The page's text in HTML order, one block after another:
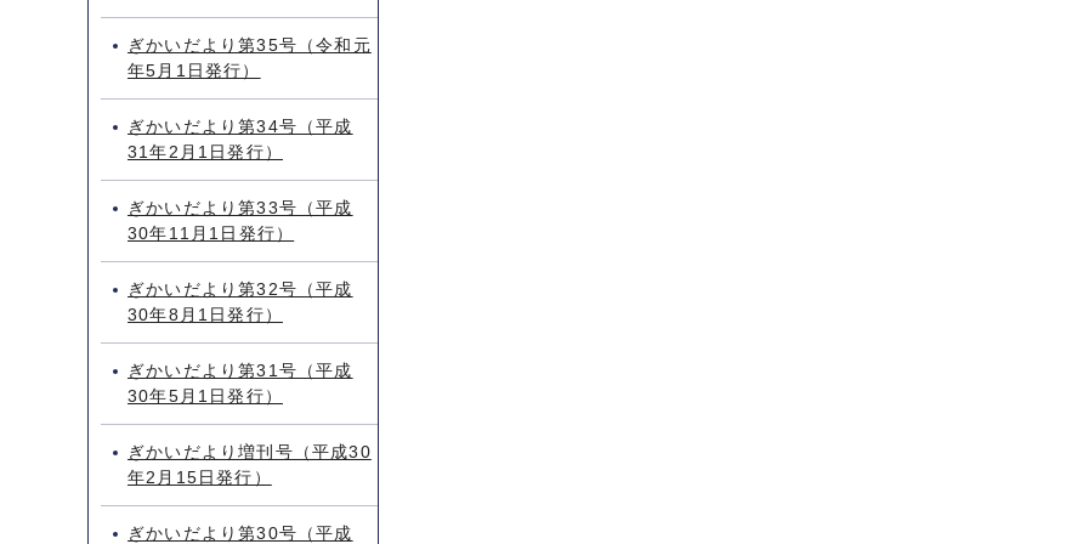
ぎかいだより第35号（令和元
年5月1日発行）
ぎかいだより第34号（平成
31年2月1日発行）
ぎかいだより第33号（平成
30年11月1日発行）
ぎかいだより第32号（平成
30年8月1日発行）
ぎかいだより第31号（平成
30年5月1日発行）
ぎかいだより増刊号（平成30
年2月15日発行）
ぎかいだより第30号（平成